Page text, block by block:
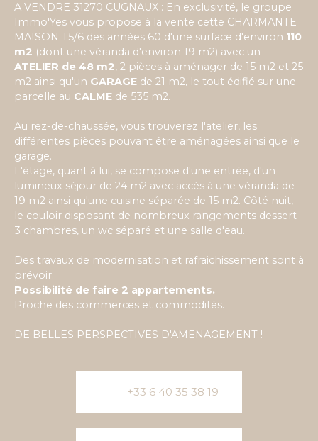
A VENDRE 31270 CUGNAUX : En exclusivité, le groupe
Immo'Yes vous propose à la vente cette CHARMANTE
MAISON T5/6 des années 60 d'une surface d'environ 110
m2 (dont une véranda d'environ 19 m2) avec un
ATELIER de 48 m2, 2 pièces à aménager de 15 m2 et 25
m2 ainsi qu'un GARAGE de 21 m2, le tout édifié sur une
parcelle au CALME de 535 m2.
Au rez-de-chaussée, vous trouverez l'atelier, les
différentes pièces pouvant être aménagées ainsi que le
garage.
L'étage, quant à lui, se compose d'une entrée, d'un
lumineux séjour de 24 m2 avec accès à une véranda de
19 m2 ainsi qu'une cuisine séparée de 15 m2. Côté nuit,
le couloir disposant de nombreux rangements dessert
3 chambres, un wc séparé et une salle d'eau.
Des travaux de modernisation et rafraichissement sont à
prévoir.
Possibilité de faire 2 appartements.
Proche des commerces et commodités.
DE BELLES PERSPECTIVES D'AMENAGEMENT !
+33 6 40 35 38 19